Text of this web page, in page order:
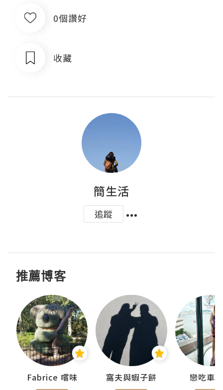
0個讚好
收藏
簡生活
追蹤
推薦博客
Fabrice 嚐味 窩夫與蝦子餅 戀吃車